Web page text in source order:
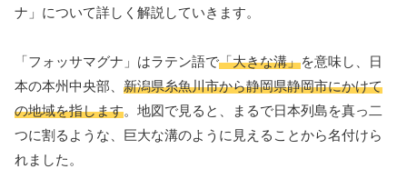
ナ」について詳しく解説していきます。
「フォッサマグナ」はラテン語で「大きな溝」を意味し、日
本の本州中央部、 新潟県糸魚川市から静岡県静岡市にかけて
の地域を指します。地図で見ると、まるで日本列島を真っ二
つに割るような、巨大な溝のように見えることから名付けら
れました。